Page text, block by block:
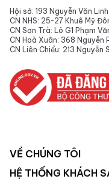
Hội sở: 193 Nguyễn Văn
CN NHS: 25-27 Khuê Mỹ
CN Sơn Trà: Lô G1 Phạm
CN Hoà Xuân: 368 Nguyễn
CN Liên Chiểu: 213 Nguyễn
VỀ CHÚNG TÔI
HỆ THỐNG KHÁCH